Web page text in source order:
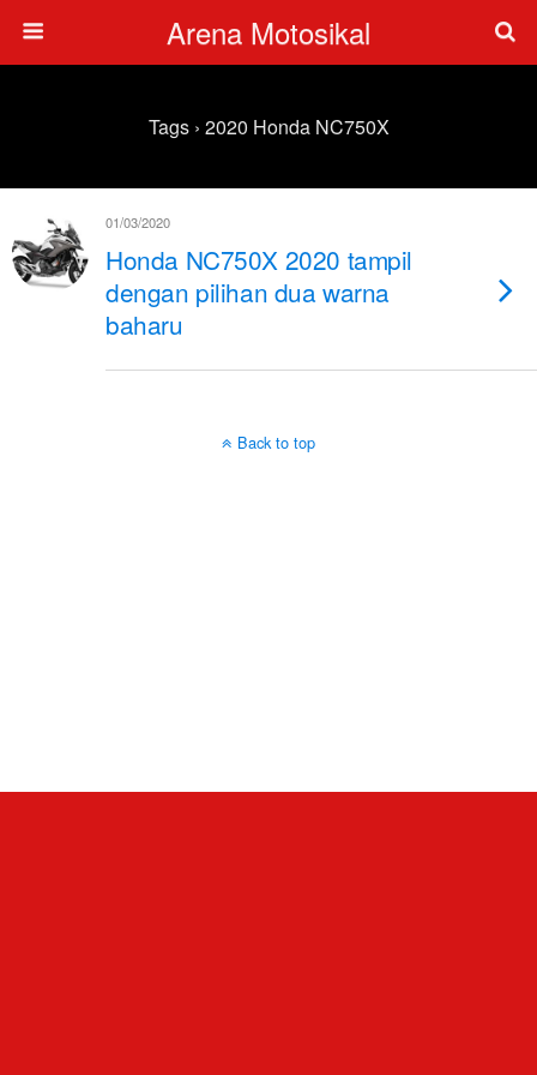
Arena Motosikal
Tags › 2020 Honda NC750X
01/03/2020
Honda NC750X 2020 tampil
dengan pilihan dua warna
baharu
Back to top